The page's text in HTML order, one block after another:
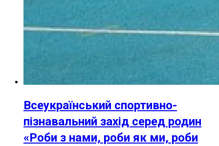
Всеукраїнський спортивно-
пізнавальний захід серед родин
«Роби з нами, роби як ми, роби